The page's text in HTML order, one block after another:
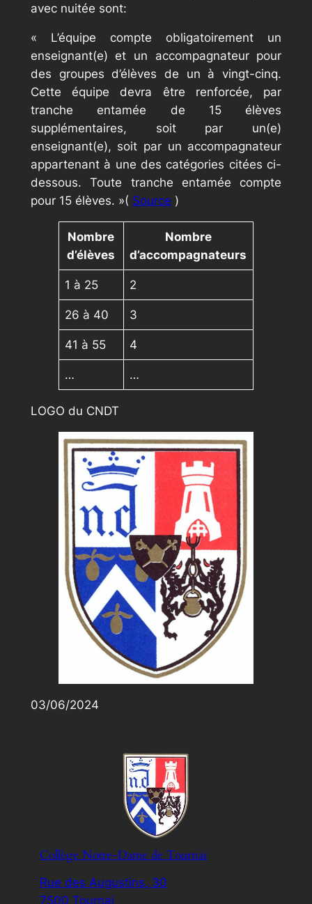
avec nuitée sont:
« L’équipe compte obligatoirement un
enseignant(e) et un accompagnateur pour
des groupes d’élèves de un à vingt-cinq.
Cette équipe devra être renforcée, par
tranche entamée de 15 élèves
supplémentaires, soit par un(e)
enseignant(e), soit par un accompagnateur
appartenant à une des catégories citées ci-
dessous. Toute tranche entamée compte
pour 15 élèves. »( Source )
Nombre
d’élèves
Nombre
d’accompagnateurs
1 à 25 2
26 à 40 3
41 à 55 4
… …
LOGO du CNDT
03/06/2024
Collège Notre-Dame de Tournai
Rue des Augustins, 30
7500 Tournai